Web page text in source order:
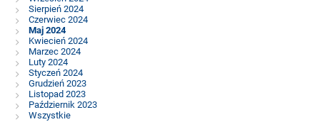
Sierpień 2024
Czerwiec 2024
Maj 2024
Kwiecień 2024
Marzec 2024
Luty 2024
Styczeń 2024
Grudzień 2023
Listopad 2023
Październik 2023
Wszystkie